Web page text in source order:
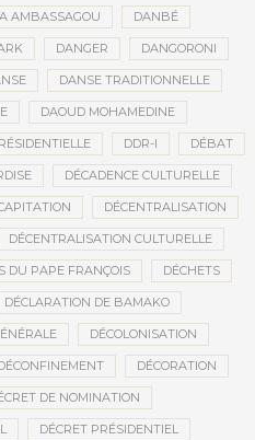
AMBASSAGOU DANBÉ
DANGER DANGORONI
DANSE TRADITIONNELLE
DAOUD MOHAMEDINE
DDR-I DÉBAT
DÉCADENCE CULTURELLE
DÉCENTRALISATION
DÉCENTRALISATION CULTURELLE
DU PAPE FRANÇOIS DÉCHETS
DÉCLARATION DE BAMAKO
DÉCOLONISATION
DÉCORATION
DE NOMINATION
DÉCRET PRÉSIDENTIEL